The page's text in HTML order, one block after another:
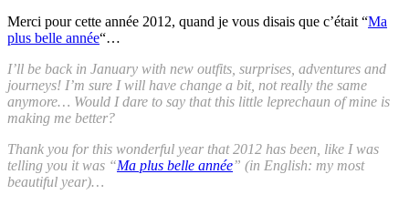
Merci pour cette année 2012, quand je vous disais que c’était “Ma
plus belle année“…
I’ll be back in January with new outfits, surprises, adventures and
journeys! I’m sure I will have change a bit, not really the same
anymore… Would I dare to say that this little leprechaun of mine is
making me better?
Thank you for this wonderful year that 2012 has been, like I was
telling you it was “Ma plus belle année” (in English: my most
beautiful year)…